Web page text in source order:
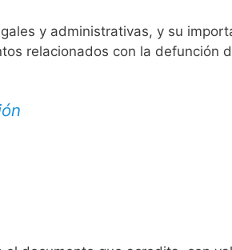
y administrativas, y su
relacionados con la defunción